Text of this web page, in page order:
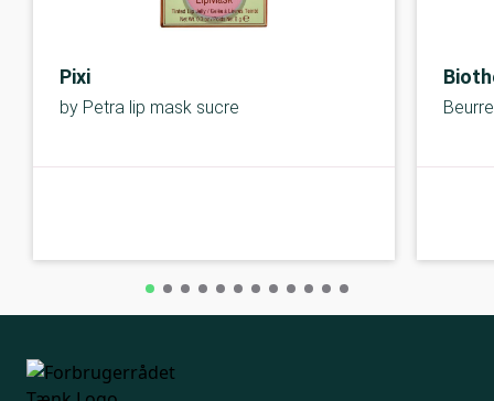
Pixi
by Petra lip mask sucre